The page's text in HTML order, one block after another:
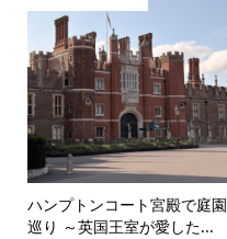
ハンプトンコート宮殿で庭園
巡り ～英国王室が愛した...